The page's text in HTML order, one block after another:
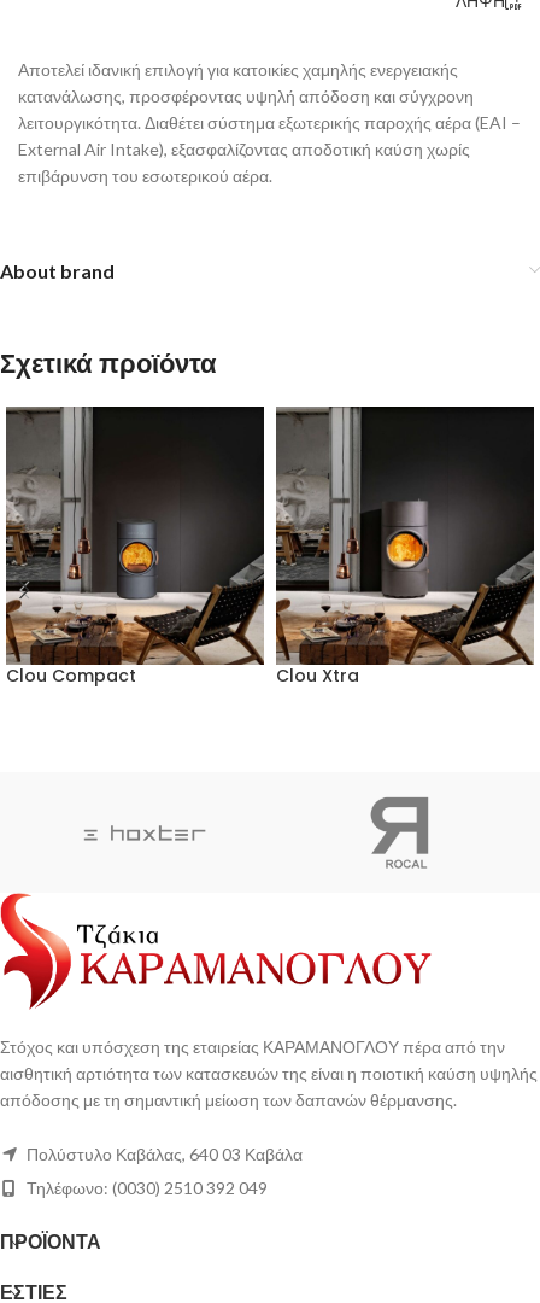
Αποτελεί ιδανική επιλογή για κατοικίες χαμηλής ενεργειακής
κατανάλωσης, προσφέροντας υψηλή απόδοση και σύγχρονη
λειτουργικότητα. Διαθέτει σύστημα εξωτερικής παροχής αέρα (EAI –
External Air Intake), εξασφαλίζοντας αποδοτική καύση χωρίς
επιβάρυνση του εσωτερικού αέρα.
About brand
Σχετικά προϊόντα
Clou Compact Clou Xtra
Στόχος και υπόσχεση της εταιρείας ΚΑΡΑΜΑΝΟΓΛΟΥ πέρα από την
αισθητική αρτιότητα των κατασκευών της είναι η ποιοτική καύση υψηλής
απόδοσης με τη σημαντική μείωση των δαπανών θέρμανσης.
Πολύστυλο Καβάλας, 640 03 Καβάλα
Τηλέφωνο: (0030) 2510 392 049
ΠΡΟΪΟΝΤΑ
ΕΣΤΙΕΣ